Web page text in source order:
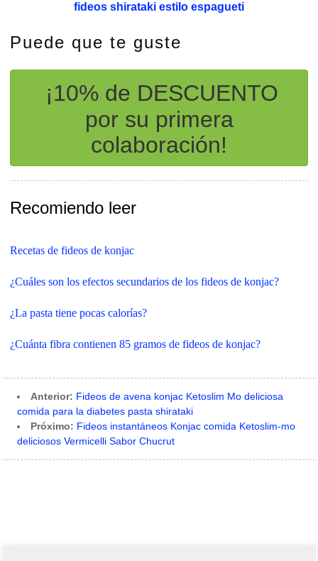
fideos shirataki estilo espagueti
Puede que te guste
¡10% de DESCUENTO
por su primera
colaboración!
Recomiendo leer
Recetas de fideos de konjac
¿Cuáles son los efectos secundarios de los fideos de konjac?
¿La pasta tiene pocas calorías?
¿Cuánta fibra contienen 85 gramos de fideos de konjac?
Anterior: Fideos de avena konjac Ketoslim Mo deliciosa
comida para la diabetes pasta shirataki
Próximo: Fideos instantáneos Konjac comida Ketoslim-mo
deliciosos Vermicelli Sabor Chucrut